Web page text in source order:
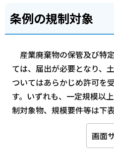
条例の規制対象
産業廃棄物の保管及び特
ては、届出が必要となり、
ついてはあらかじめ許可を
す。いずれも、一定規模以
制対象物、規模要件等は下
画面